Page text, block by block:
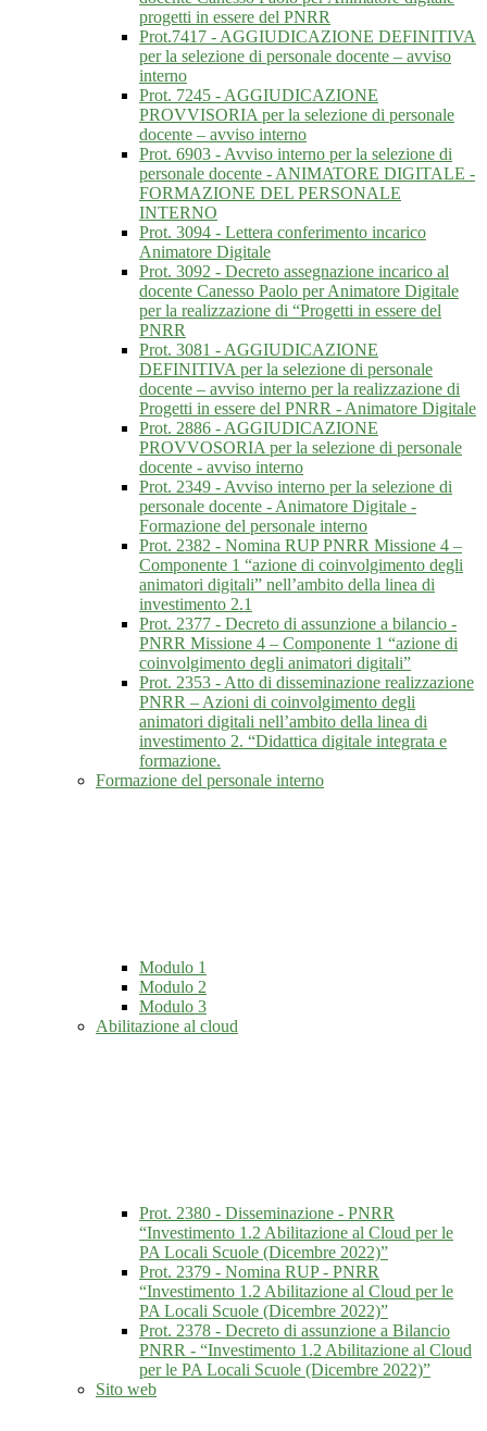
progetti in essere del PNRR
Prot.7417 - AGGIUDICAZIONE DEFINITIVA
per la selezione di personale docente – avviso
interno
Prot. 7245 - AGGIUDICAZIONE
PROVVISORIA per la selezione di personale
docente – avviso interno
Prot. 6903 - Avviso interno per la selezione di
personale docente - ANIMATORE DIGITALE -
FORMAZIONE DEL PERSONALE
INTERNO
Prot. 3094 - Lettera conferimento incarico
Animatore Digitale
Prot. 3092 - Decreto assegnazione incarico al
docente Canesso Paolo per Animatore Digitale
per la realizzazione di “Progetti in essere del
PNRR
Prot. 3081 - AGGIUDICAZIONE
DEFINITIVA per la selezione di personale
docente – avviso interno per la realizzazione di
Progetti in essere del PNRR - Animatore Digitale
Prot. 2886 - AGGIUDICAZIONE
PROVVOSORIA per la selezione di personale
docente - avviso interno
Prot. 2349 - Avviso interno per la selezione di
personale docente - Animatore Digitale -
Formazione del personale interno
Prot. 2382 - Nomina RUP PNRR Missione 4 –
Componente 1 “azione di coinvolgimento degli
animatori digitali” nell’ambito della linea di
investimento 2.1
Prot. 2377 - Decreto di assunzione a bilancio -
PNRR Missione 4 – Componente 1 “azione di
coinvolgimento degli animatori digitali”
Prot. 2353 - Atto di disseminazione realizzazione
PNRR – Azioni di coinvolgimento degli
animatori digitali nell’ambito della linea di
investimento 2. “Didattica digitale integrata e
formazione.
Formazione del personale interno
Modulo 1
Modulo 2
Modulo 3
Abilitazione al cloud
Prot. 2380 - Disseminazione - PNRR
“Investimento 1.2 Abilitazione al Cloud per le
PA Locali Scuole (Dicembre 2022)”
Prot. 2379 - Nomina RUP - PNRR
“Investimento 1.2 Abilitazione al Cloud per le
PA Locali Scuole (Dicembre 2022)”
Prot. 2378 - Decreto di assunzione a Bilancio
PNRR - “Investimento 1.2 Abilitazione al Cloud
per le PA Locali Scuole (Dicembre 2022)”
Sito web